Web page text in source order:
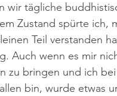
wir tägliche
Zustand spürte ich,
Teil verstanden
Auch wenn es mir
zu bringen und ich
bin, wurde etwas